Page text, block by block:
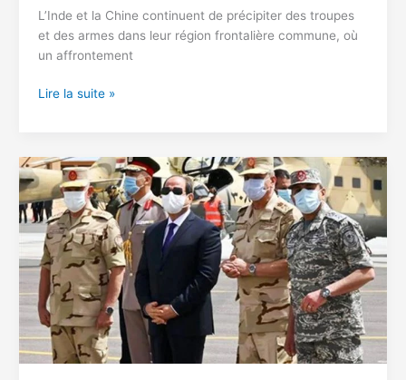
L’Inde et la Chine continuent de précipiter des troupes
et des armes dans leur région frontalière commune, où
un affrontement
L’Inde
précipitent
des
troupes
et
des
armes
dans
la
région
frontalière
Lire la suite »